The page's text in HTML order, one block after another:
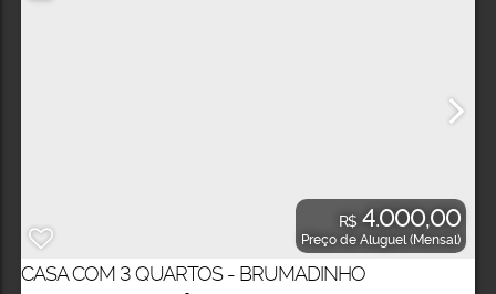
R$ 4.000,00
Preço de Aluguel (Mensal)
CASA COM 3 QUARTOS - BRUMADINHO